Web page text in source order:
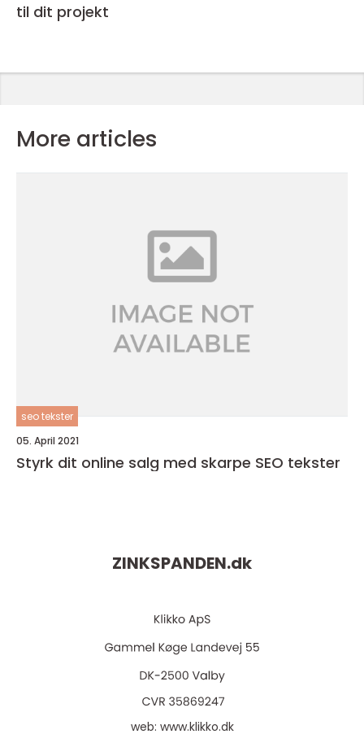
til dit projekt
More articles
seo tekster
05. April 2021
Styrk dit online salg med skarpe SEO tekster
ZINKSPANDEN.dk
web: www.klikko.dk